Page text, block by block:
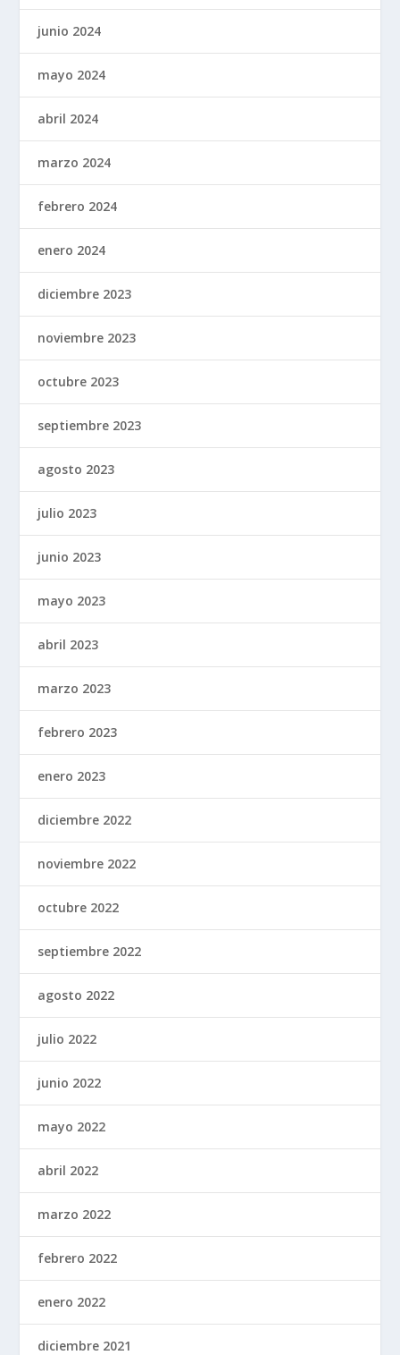
junio 2024
mayo 2024
abril 2024
marzo 2024
febrero 2024
enero 2024
diciembre 2023
noviembre 2023
octubre 2023
septiembre 2023
agosto 2023
julio 2023
junio 2023
mayo 2023
abril 2023
marzo 2023
febrero 2023
enero 2023
diciembre 2022
noviembre 2022
octubre 2022
septiembre 2022
agosto 2022
julio 2022
junio 2022
mayo 2022
abril 2022
marzo 2022
febrero 2022
enero 2022
diciembre 2021